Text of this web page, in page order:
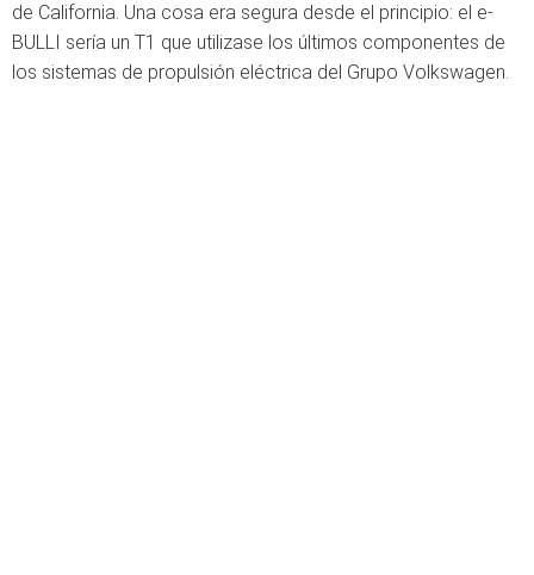
de California. Una cosa era segura desde el principio: el e-
BULLI sería un T1 que utilizase los últimos componentes de
los sistemas de propulsión eléctrica del Grupo Volkswagen.